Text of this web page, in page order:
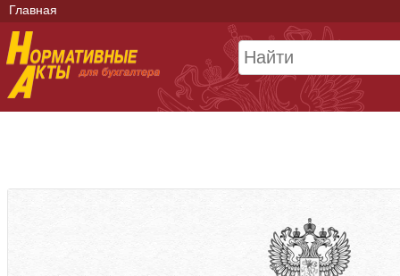
Главная